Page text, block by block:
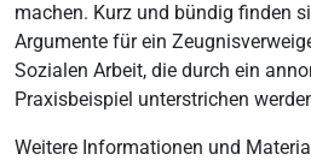
machen. Kurz und bündig finden
Argumente für ein
Sozialen Arbeit, die durch ein
Praxisbeispiel unterstrichen
Weitere Informationen und